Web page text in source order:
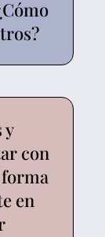
y
con
en